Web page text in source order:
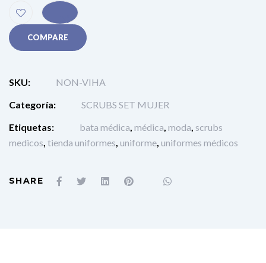
COMPARE
SKU:
NON-VIHA
Categoría:
SCRUBS SET MUJER
Etiquetas:
bata médica médica moda scrubs
medicos tienda uniformes uniforme uniformes médicos
SHARE